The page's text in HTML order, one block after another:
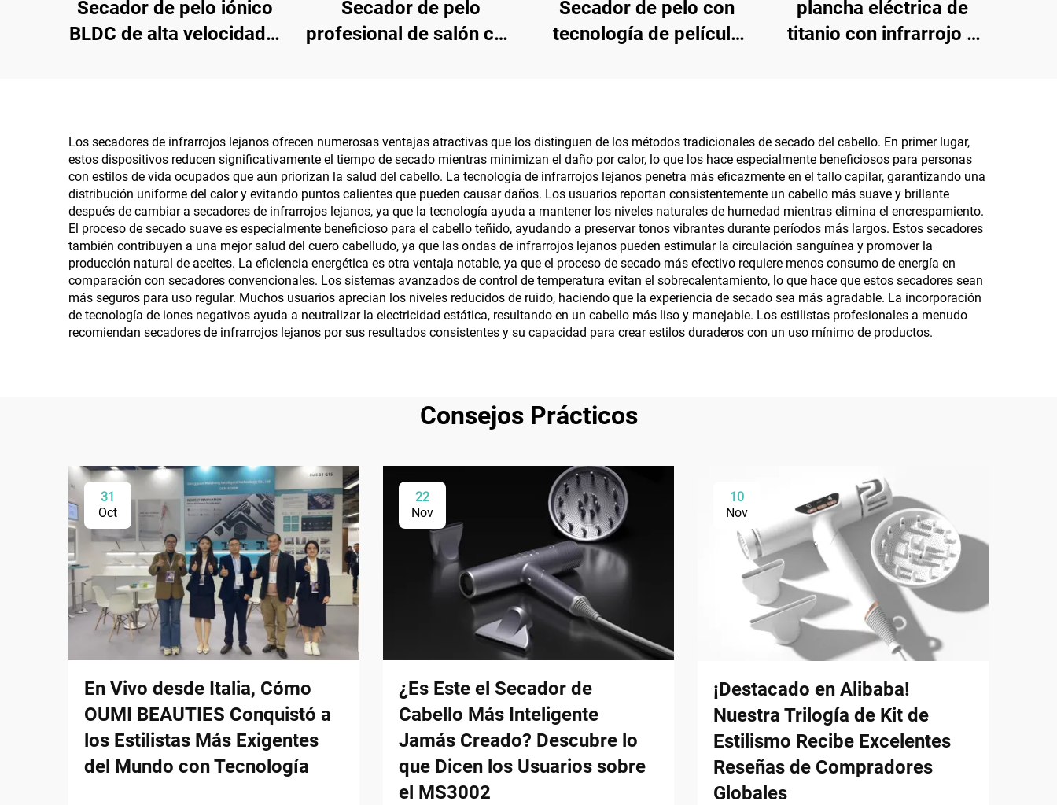
Secador de pelo iónico
BLDC de alta velocidad y
Secador de pelo
profesional de salón con
Secador de pelo con
tecnología de película
plancha eléctrica de
titanio con infrarrojo 2
Los secadores de infrarrojos lejanos ofrecen numerosas ventajas atractivas que los distinguen de los métodos tradicionales de secado del cabello. En primer lugar,
estos dispositivos reducen significativamente el tiempo de secado mientras minimizan el daño por calor, lo que los hace especialmente beneficiosos para personas
con estilos de vida ocupados que aún priorizan la salud del cabello. La tecnología de infrarrojos lejanos penetra más eficazmente en el tallo capilar, garantizando una
distribución uniforme del calor y evitando puntos calientes que pueden causar daños. Los usuarios reportan consistentemente un cabello más suave y brillante
después de cambiar a secadores de infrarrojos lejanos, ya que la tecnología ayuda a mantener los niveles naturales de humedad mientras elimina el encrespamiento.
El proceso de secado suave es especialmente beneficioso para el cabello teñido, ayudando a preservar tonos vibrantes durante períodos más largos. Estos secadores
también contribuyen a una mejor salud del cuero cabelludo, ya que las ondas de infrarrojos lejanos pueden estimular la circulación sanguínea y promover la
producción natural de aceites. La eficiencia energética es otra ventaja notable, ya que el proceso de secado más efectivo requiere menos consumo de energía en
comparación con secadores convencionales. Los sistemas avanzados de control de temperatura evitan el sobrecalentamiento, lo que hace que estos secadores sean
más seguros para uso regular. Muchos usuarios aprecian los niveles reducidos de ruido, haciendo que la experiencia de secado sea más agradable. La incorporación
de tecnología de iones negativos ayuda a neutralizar la electricidad estática, resultando en un cabello más liso y manejable. Los estilistas profesionales a menudo
recomiendan secadores de infrarrojos lejanos por sus resultados consistentes y su capacidad para crear estilos duraderos con un uso mínimo de productos.
Consejos Prácticos
31
Oct
En Vivo desde Italia, Cómo
OUMI BEAUTIES Conquistó a
los Estilistas Más Exigentes
del Mundo con Tecnología
22
Nov
¿Es Este el Secador de
Cabello Más Inteligente
Jamás Creado? Descubre lo
que Dicen los Usuarios sobre
el MS3002
10
Nov
¡Destacado en Alibaba!
Nuestra Trilogía de Kit de
Estilismo Recibe Excelentes
Reseñas de Compradores
Globales